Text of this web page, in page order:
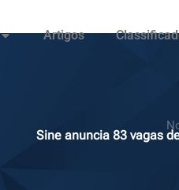
Artigos
Sine anuncia 83 vagas